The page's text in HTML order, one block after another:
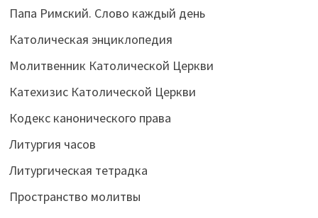
Папа Римский. Слово каждый день
Католическая энциклопедия
Молитвенник Католической Церкви
Катехизис Католической Церкви
Кодекс канонического права
Литургия часов
Литургическая тетрадка
Пространство молитвы